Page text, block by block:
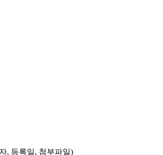
, 등록일, 첨부파일)